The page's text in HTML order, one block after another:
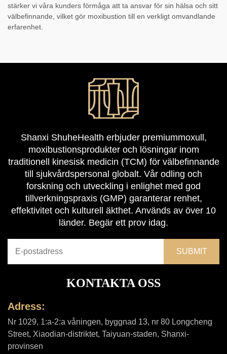
stärker vi våra kunders förmåga att ta ansvar för sin hälsa och sitt
välbefinnande, vilket gör moxibustion till en verkligt omvandlande
erfarenhet.
Shanxi ShuheHealth erbjuder premiummoxull,
moxibustionsprodukter och lösningar inom
traditionell kinesisk medicin (TCM) för välbefinnande
till sjukvårdspersonal globalt. Vår odling och
forskning och utveckling i enlighet med god
tillverkningspraxis (GMP) garanterar renhet,
effektivitet och kulturell äkthet. Används av över 10
länder. Begär ett prov idag.
KONTAKTA OSS
Adress:
Nr 1029, 1:a-2:a våningen, byggnad 13, nr 80 Longcheng
Street, Xiaodian-distriktet, Taiyuan-staden, Shanxi-
provinsen